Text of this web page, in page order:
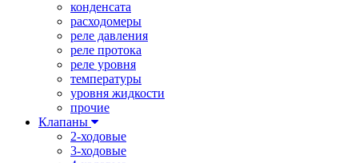
конденсата
расходомеры
реле давления
реле протока
реле уровня
температуры
уровня жидкости
прочие
Клапаны
2-ходовые
3-ходовые